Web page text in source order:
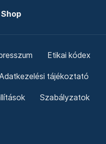
Etikai kódex
Adatkezelési tájékoztató
Szabályzatok